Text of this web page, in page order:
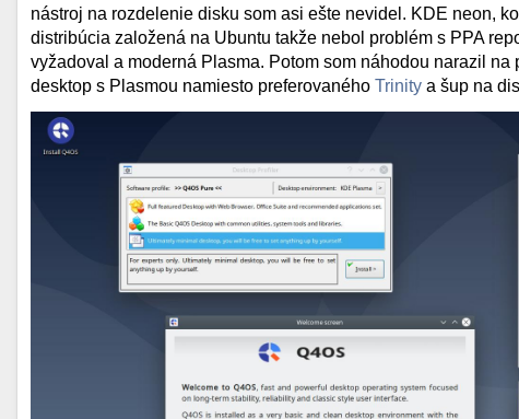
nástroj na rozdelenie disku som asi ešte nevidel. KDE neon,
distribúcia založená na Ubuntu takže nebol problém s PPA
vyžadoval a moderná Plasma. Potom som náhodou narazil na
desktop s Plasmou namiesto preferovaného Trinity a šup na